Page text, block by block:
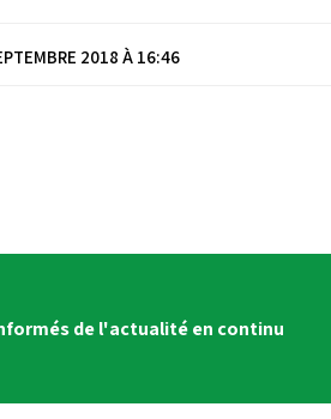
2018 À 16:46
de l'actualité en continu